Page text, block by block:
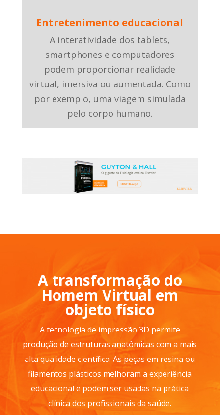
Entretenimento educacional
A interatividade dos tablets,
smartphones e computadores
podem proporcionar realidade
virtual, imersiva ou aumentada. Como
por exemplo, uma viagem simulada
pelo corpo humano.
A transformação do
Homem Virtual em
objeto físico
A tecnologia de impressão 3D permite
produção de estruturas anatômicas com a mais
alta qualidade científica. As peças em resina ou
filamentos plásticos melhoram a experiência
educacional e podem ser usadas na prática
clínica dos profissionais da saúde.